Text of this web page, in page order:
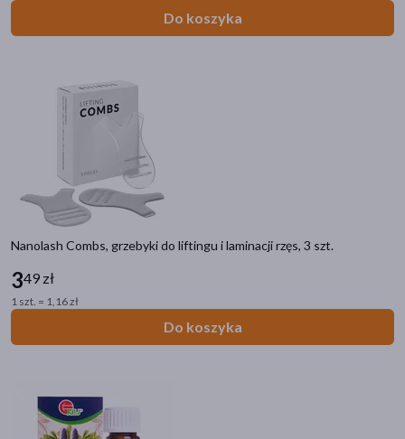
Do koszyka
Nanolash Combs, grzebyki do liftingu i laminacji rzęs, 3 szt.
349 zł
1 szt. = 1,16 zł
Do koszyka
dojrzała(1744)
pokaż więcej
Działanie/właściwości
nawilżające
(7670)
łagodzące
(3080)
SPF 50+